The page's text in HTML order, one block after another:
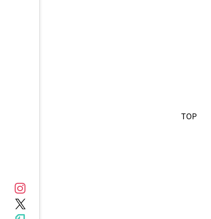
TOP